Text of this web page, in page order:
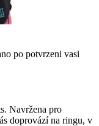
po potvrzeni vasi
Navržena pro
doprovází na ringu, v